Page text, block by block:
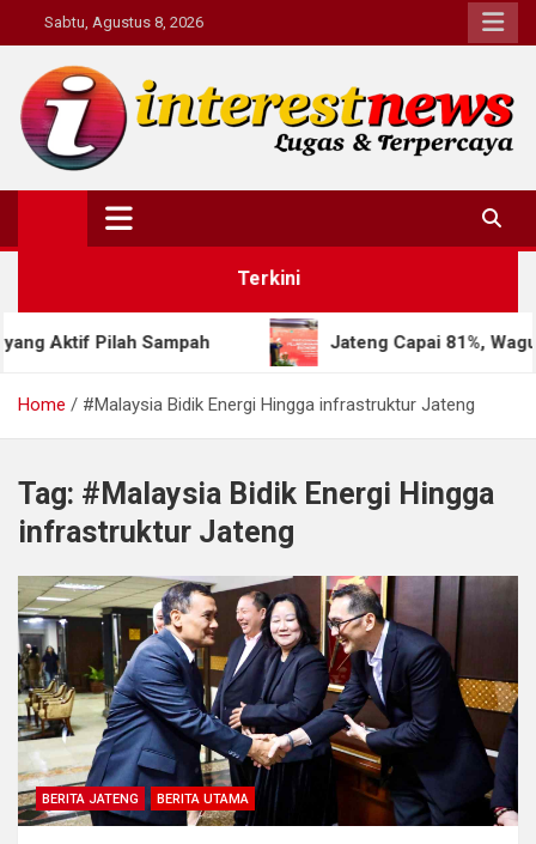
to
content
Sabtu, Agustus 8, 2026
Interestnews.or.id
Terkini
Pilah Sampah Jateng Capai 81%, Wagub Taj
Home #Malaysia Bidik Energi Hingga infrastruktur Jateng
Tag: #Malaysia Bidik Energi Hingga
infrastruktur Jateng
BERITA JATENG BERITA UTAMA